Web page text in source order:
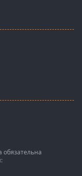
обязательна